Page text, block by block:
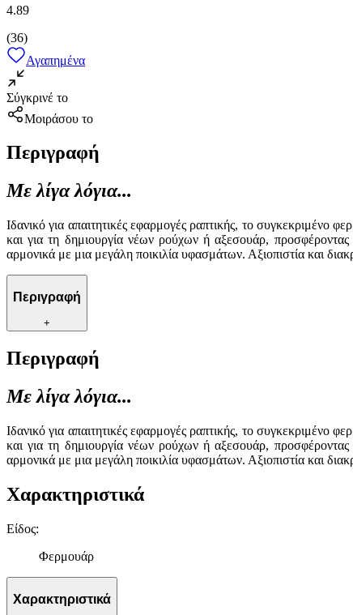
4.89
(36)
Αγαπημένα
Σύγκρινέ το
Μοιράσου το
Περιγραφή
Με λίγα λόγια...
Ιδανικό για απαιτητικές εφαρμογές ραπτικής, το συγκεκριμένο
και για τη δημιουργία νέων ρούχων ή αξεσουάρ, προσφέροντας
αρμονικά με μια μεγάλη ποικιλία υφασμάτων. Αξιοπιστία και
Περιγραφή
+
Περιγραφή
Με λίγα λόγια...
Ιδανικό για απαιτητικές εφαρμογές ραπτικής, το συγκεκριμένο
και για τη δημιουργία νέων ρούχων ή αξεσουάρ, προσφέροντας
αρμονικά με μια μεγάλη ποικιλία υφασμάτων. Αξιοπιστία και
Χαρακτηριστικά
Είδος:
Φερμουάρ
Χαρακτηριστικά